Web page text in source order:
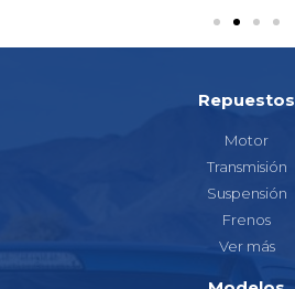
Repuestos
Motor
Transmisión
Suspensión
Frenos
Ver más